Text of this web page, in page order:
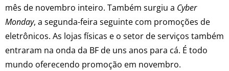
mês de novembro inteiro. Também surgiu a Cyber
Monday, a segunda-feira seguinte com promoções de
eletrônicos. As lojas físicas e o setor de serviços também
entraram na onda da BF de uns anos para cá. É todo
mundo oferecendo promoção em novembro.